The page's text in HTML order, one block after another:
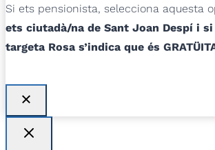
Si ets pensionista, selecciona aquesta
ets ciutadà/na de Sant Joan Despí i
targeta Rosa s’indica que és